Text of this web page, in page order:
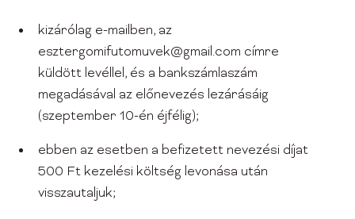
kizárólag e-mailben, az
esztergomifutomuvek@gmail.com címre
küldött levéllel, és a bankszámlaszám
megadásával az előnevezés lezárásáig
(szeptember 10-én éjfélig);
ebben az esetben a befizetett nevezési díjat
500 Ft kezelési költség levonása után
visszautaljuk;